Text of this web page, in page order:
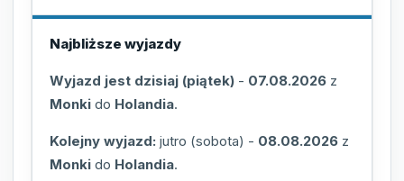
Najbliższe wyjazdy
Wyjazd jest dzisiaj (piątek) - 07.08.2026 z
Monki do Holandia.
Kolejny wyjazd: jutro (sobota) - 08.08.2026 z
Monki do Holandia.